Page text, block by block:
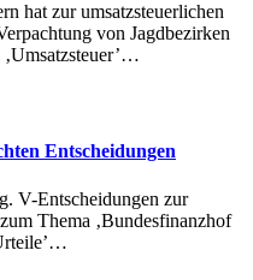
hat zur umsatzsteuerlichen
von Jagdbezirken
Entscheidungen
V-Entscheidungen zur
Thema ‚Bundesfinanzhof